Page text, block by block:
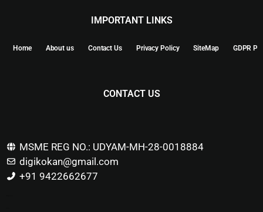
IMPORTANT LINKS
Home About us Contact Us Privacy Policy SiteMap GDPR
CONTACT US
MSME REG NO.: UDYAM-MH-28-0018884
digikokan@gmail.com
+91 9422662677